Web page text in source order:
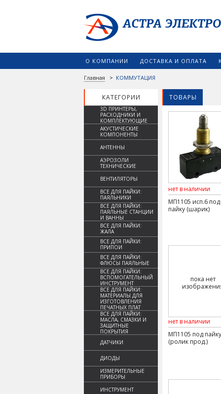
О КОМПАНИИ ДОСТАВКА И ОПЛАТА
Главная > КОММУТАЦИЯ
КАТЕГОРИИ ТОВАРЫ
3D ПРИНТЕРЫ,
РАСХОДНИКИ И
КОМПЛЕКТУЮЩИЕ
АКУСТИЧЕСКИЕ
КОМПОНЕНТЫ
АНТЕННЫ
АЭРОЗОЛИ
ТЕХНИЧЕСКИЕ
ВЕНТИЛЯТОРЫ
ВСЕ ДЛЯ ПАЙКИ:
ПАЯЛЬНИКИ
ВСЕ ДЛЯ ПАЙКИ:
ПАЯЛЬНЫЕ СТАНЦИИ
И ВАННЫ
ВСЕ ДЛЯ ПАЙКИ:
ЖАЛА
ВСЕ ДЛЯ ПАЙКИ:
ПРИПОИ
ВСЕ ДЛЯ ПАЙКИ:
ФЛЮСЫ ПАЯЛЬНЫЕ
ВСЕ ДЛЯ ПАЙКИ:
ВСПОМОГАТЕЛЬНЫЙ
ИНСТРУМЕНТ
ВСЕ ДЛЯ ПАЙКИ:
МАТЕРИАЛЫ ДЛЯ
ИЗГОТОВЛЕНИЯ
ПЕЧАТНЫХ ПЛАТ
ВСЕ ДЛЯ ПАЙКИ:
МАСЛА, СМАЗКИ И
ЗАЩИТНЫЕ
ПОКРЫТИЯ
ДАТЧИКИ
ДИОДЫ
ИЗМЕРИТЕЛЬНЫЕ
ПРИБОРЫ
ИНСТРУМЕНТ
нет в наличии
МП1105 исп.6 под
пайку (шарик)
пока нет
нет в наличии
МП1105 под пайку
(ролик прод.)